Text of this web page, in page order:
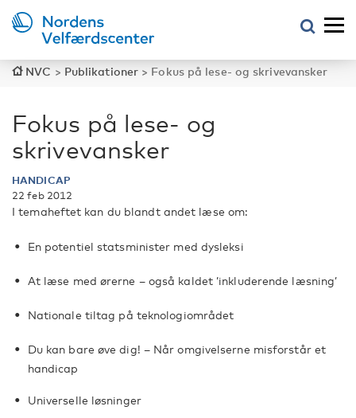
NVC > Publikationer > Fokus på lese- og skrivevansker
Fokus på lese- og
skrivevansker
HANDICAP
22 feb 2012
I temaheftet kan du blandt andet læse om:
En potentiel statsminister med dysleksi
At læse med ørerne – også kaldet ’inkluderende læsning’
Nationale tiltag på teknologiområdet
Du kan bare øve dig! – Når omgivelserne misforstår et
handicap
Universelle løsninger